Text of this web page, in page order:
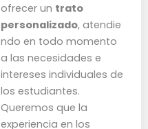
ofrecer un trato
personalizado, atendie
ndo en todo momento
a las necesidades e
intereses individuales de
los estudiantes.
Queremos que la
experiencia en los